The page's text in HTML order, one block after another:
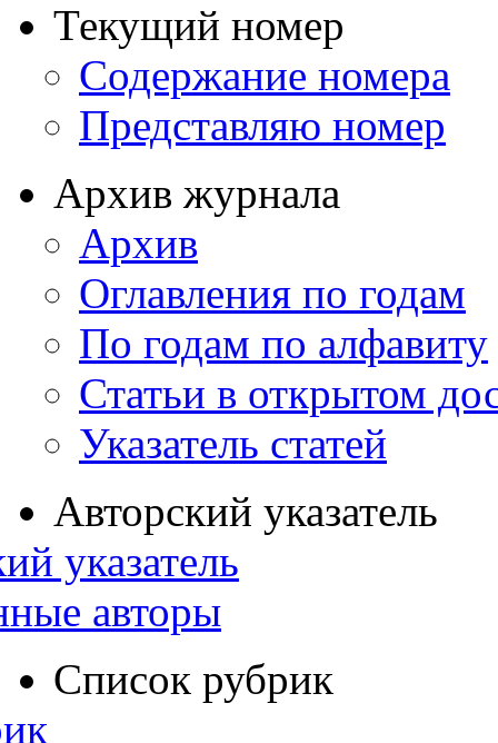
Текущий номер
Содержание номера
Представляю номер
Архив журнала
Архив
Оглавления по годам
По годам по алфавиту
Статьи в открытом
Указатель статей
Авторский указатель
указатель
авторы
Список рубрик